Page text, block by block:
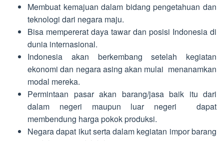
Membuat kemajuan dalam bidang pengetahuan dan
teknologi dari negara maju.
Bisa mempererat daya tawar dan posisi Indonesia di
dunia internasional.
Indonesia akan berkembang setelah kegiatan
ekonomi dan negara asing akan mulai menanamkan
modal mereka.
Permintaan pasar akan barang/jasa baik itu dari
dalam negeri maupun luar negeri dapat
membendung harga pokok produksi.
Negara dapat ikut serta dalam kegiatan impor barang